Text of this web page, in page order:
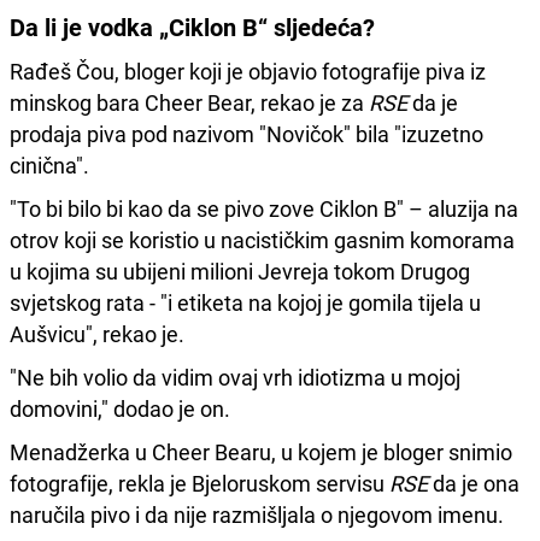
Da li je vodka „Ciklon B“ sljedeća?
Rađeš Čou, bloger koji je objavio fotografije piva iz
minskog bara Cheer Bear, rekao je za RSEda je
prodaja piva pod nazivom "Novičok" bila "izuzetno
cinična".
"To bi bilo bi kao da se pivo zove Ciklon B" – aluzija na
otrov koji se koristio u nacističkim gasnim komorama
u kojima su ubijeni milioni Jevreja tokom Drugog
svjetskog rata - "i etiketa na kojoj je gomila tijela u
Aušvicu", rekao je.
"Ne bih volio da vidim ovaj vrh idiotizma u mojoj
domovini," dodao je on.
Menadžerka u Cheer Bearu, u kojem je bloger snimio
fotografije, rekla je Bjeloruskom servisu RSEda je ona
naručila pivo i da nije razmišljala o njegovom imenu.